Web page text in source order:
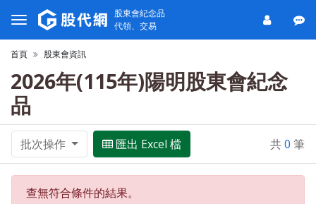
股東會紀念品
代領、交易
首頁 股東會資訊
2026年(115年)陽明股東會紀念
品
批次操作 匯出 Excel 檔 共0 筆
查無符合條件的結果。